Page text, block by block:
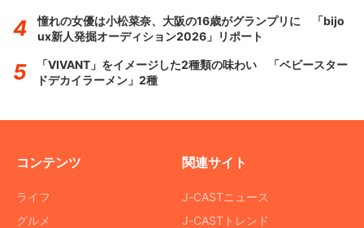
憧れの女優は小松菜奈、大阪の16歳がグランプリに 「bijo
ux新人発掘オーディション2026」リポート
「VIVANT」をイメージした2種類の味わい 「ベビースター
ドデカイラーメン」2種
コンテンツ
ライフ
グルメ
関連サイト
J-CASTニュース
J-CASTトレンド